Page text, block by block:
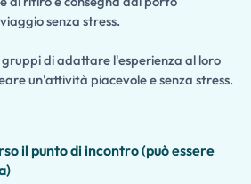
dedicata esclusivamente al tuo
personalizzata adattata
ritmo. Perfetto per gli
gli amanti dell'archeologia, le
esplorare uno dei tesori
d'Italia e acquisire una
dell'antico mondo romano.
senza stress.
di adattare l'esperienza al loro
un'attività piacevole e senza stress.
il punto di incontro (può essere